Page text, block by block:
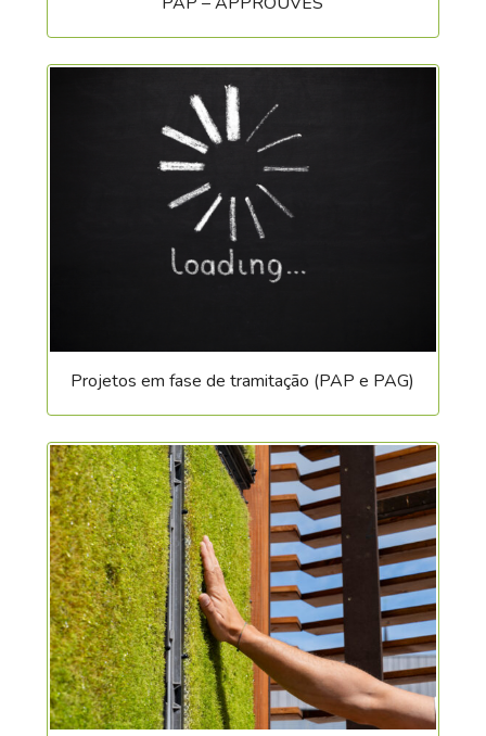
Marc Belardi, secretariado
Tel.58 77 1-1800
marc.belardi@differdange.lu
Yves Theisen , secretariado
T.58 77 1-1812
yves.theisen@differdange.lu
André Schenkels
Tel.58 77 1-1611
andre.schenkels@differdange.lu
Laurent Roncari
Tel.58 77 1-1404
laurent.roncari@differdange.lu
André Gonderinger
Tel. 58 77 1-1281
Adan Skenderovic
T.58 77 1-1292
adan.skenderovic@differdange.lu
Projetos em fase de tramitação (PAP e PAG)